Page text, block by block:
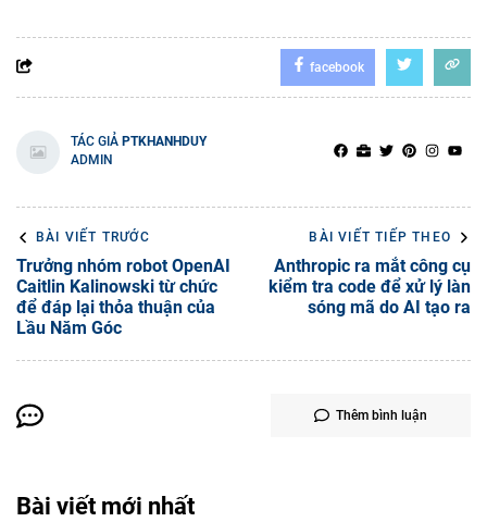
facebook
TÁC GIẢ PTKHANHDUY
ADMIN
BÀI VIẾT TRƯỚC
Trưởng nhóm robot OpenAI
Caitlin Kalinowski từ chức
để đáp lại thỏa thuận của
Lầu Năm Góc
BÀI VIẾT TIẾP THEO
Anthropic ra mắt công cụ
kiểm tra code để xử lý làn
sóng mã do AI tạo ra
Thêm bình luận
Bài viết mới nhất